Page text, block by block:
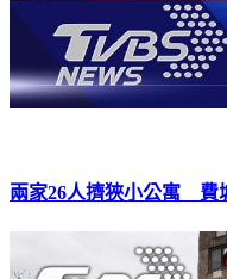
兩家26人擠狹小公寓 費